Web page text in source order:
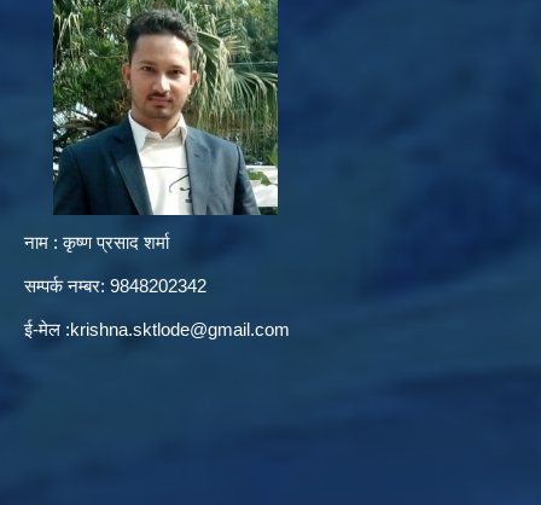
नाम : कृष्ण प्रसाद शर्मा
सम्पर्क नम्बर: 9848202342
ई-मेल :krishna.sktlode@gmail.com